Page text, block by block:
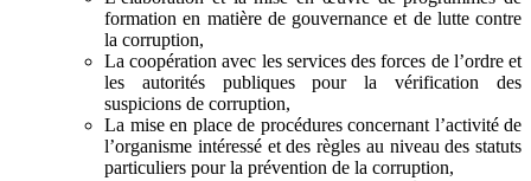
formation en matière de gouvernance et de lutte contre
la corruption,
La coopération avec les services des forces de l’ordre et
les autorités publiques pour la vérification des
suspicions de corruption,
La mise en place de procédures concernant l’activité de
l’organisme intéressé et des règles au niveau des statuts
particuliers pour la prévention de la corruption,